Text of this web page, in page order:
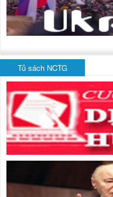
Tủ sách NCTG